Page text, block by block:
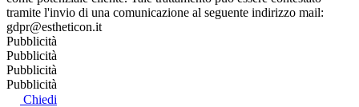
tramite l'invio di una comunicazione al seguente indirizzo mail:
gdpr@estheticon.it
Pubblicità
Pubblicità
Pubblicità
Pubblicità
Chiedi